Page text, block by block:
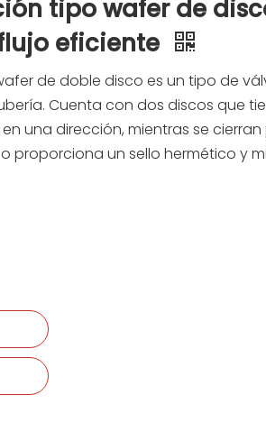
tipo wafer de
eficiente
de doble disco es un tipo de
Cuenta con dos discos que
una dirección, mientras se
proporciona un sello hermético y